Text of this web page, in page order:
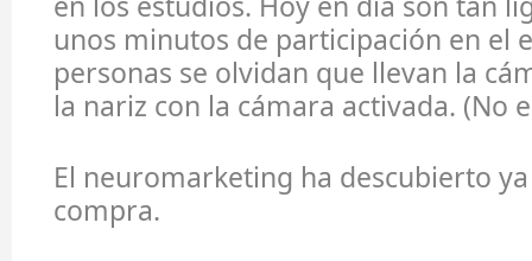
unos minutos de participación en el
personas se olvidan que llevan la
la nariz con la cámara activada. (No
El neuromarketing ha descubierto
compra.